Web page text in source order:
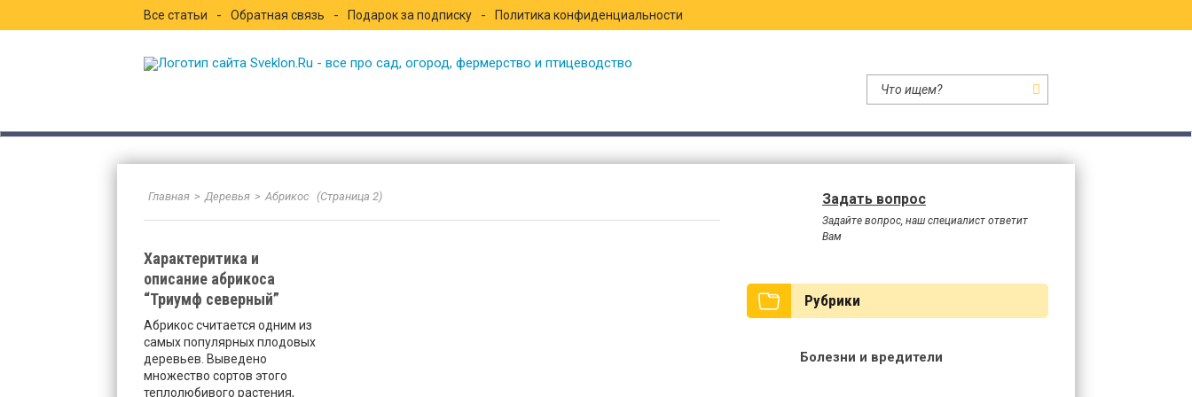
Все статьи Обратная связь Подарок за подписку Политика конфиденциальности
Главная > Деревья > Абрикос (Страница 2)
Характеритика и
описание абрикоса
“Триумф северный”
Абрикос считается одним из
самых популярных плодовых
деревьев. Выведено
множество сортов этого
теплолюбивого растения,
Задать вопрос
Задайте вопрос, наш специалист ответит
Вам
Рубрики
Болезни и вредители